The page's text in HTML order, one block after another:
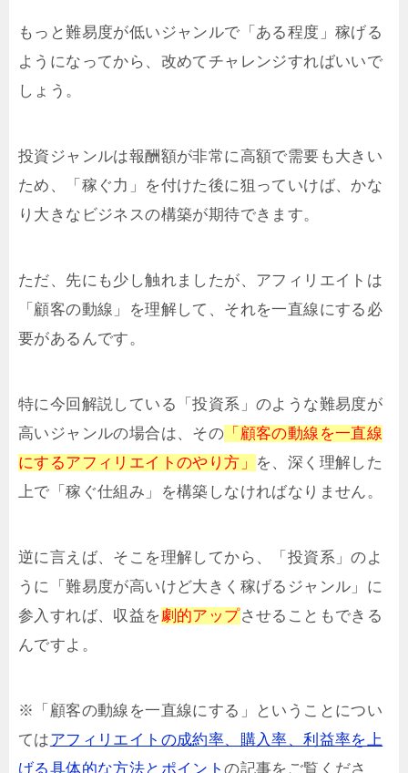
もっと難易度が低いジャンルで「ある程度」稼げる
ようになってから、改めてチャレンジすればいいで
しょう。
投資ジャンルは報酬額が非常に高額で需要も大きい
ため、「稼ぐ力」を付けた後に狙っていけば、かな
り大きなビジネスの構築が期待できます。
ただ、先にも少し触れましたが、アフィリエイトは
「顧客の動線」を理解して、それを一直線にする必
要があるんです。
特に今回解説している「投資系」のような難易度が
高いジャンルの場合は、その 「顧客の動線を一直線
にするアフィリエイトのやり方」
を、深く理解した
上で「稼ぐ仕組み」を構築しなければなりません。
逆に言えば、そこを理解してから、「投資系」のよ
うに「難易度が高いけど大きく稼げるジャンル」に
参入すれば、収益を劇的アップさせることもできる
んですよ。
※「顧客の動線を一直線にする」ということについ
てはアフィリエイトの成約率、購入率、利益率を上
げる具体的な方法とポイントの記事をご覧くださ